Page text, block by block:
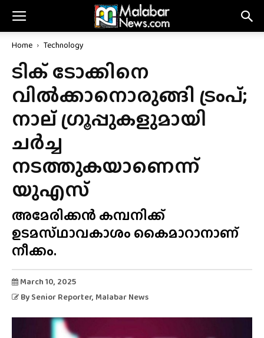
Home Technology
ടിക് ടോക്കിനെ
വിൽക്കാനൊരുങ്ങി ട്രംപ്;
നാല് ഗ്രൂപ്പുകളുമായി
ചർച്ച
നടത്തുകയാണെന്ന്
യുഎസ്
അമേരിക്കൻ കമ്പനിക്ക്
ഉടമസ്‌ഥാവകാശം കൈമാറാനാണ്
നീക്കം.
March 10, 2025
By Senior Reporter, Malabar News